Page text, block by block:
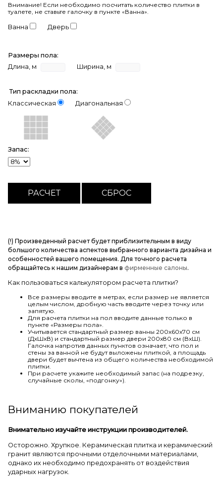
Внимание! Если необходимо посчитать количество плитки в
туалете, не ставьте галочку в пункте «Ванна».
Ванна Дверь
Размеры пола:
Длина, м
Ширина, м
Тип раскладки пола:
Классическая
Диагональная
Запас:
(!) Произведенный расчет будет приблизительным в виду
большого количества аспектов выбранного варианта дизайна и
особенностей вашего помещения. Для точного расчета
обращайтесь к нашим дизайнерам в фирменные салоны.
Как пользоваться калькулятором расчета плитки?
Все размеры вводите в метрах, если размер не является
целым числом, дробную часть вводите через точку или
запятую.
Для расчета плитки на пол вводите данные только в
пункте «Размеры пола».
Учитывается стандартный размер ванны 200х60х70 см
(ДхШхВ) и стандартный размер двери 200х80 см (ВхШ).
Галочка напротив данных пунктов означает, что пол и
стены за ванной не будут выложены плиткой, а площадь
двери будет вычтена из общего количества необходимой
плитки.
При расчете укажите необходимый запас (на подрезку,
случайные сколы, «подгонку»).
Вниманию покупателей
Внимательно изучайте инструкции производителей.
Осторожно. Хрупкое. Керамическая плитка и керамический
гранит являются прочными отделочными материалами,
однако их необходимо предохранять от воздействия
ударных нагрузок.